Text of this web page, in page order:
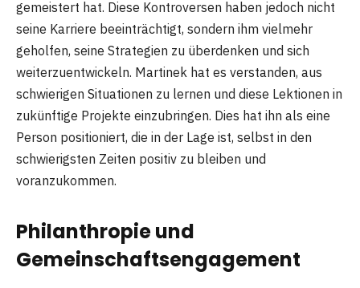
gemeistert hat. Diese Kontroversen haben jedoch nicht
seine Karriere beeinträchtigt, sondern ihm vielmehr
geholfen, seine Strategien zu überdenken und sich
weiterzuentwickeln. Martinek hat es verstanden, aus
schwierigen Situationen zu lernen und diese Lektionen in
zukünftige Projekte einzubringen. Dies hat ihn als eine
Person positioniert, die in der Lage ist, selbst in den
schwierigsten Zeiten positiv zu bleiben und
voranzukommen.
Philanthropie und
Gemeinschaftsengagement